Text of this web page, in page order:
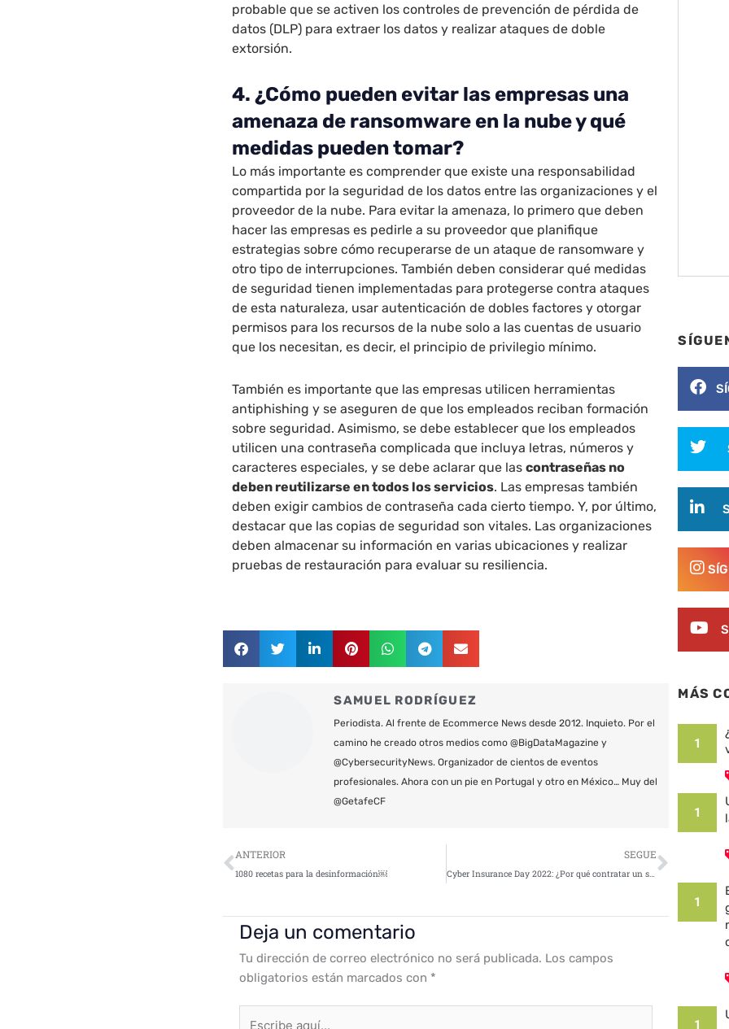
probable que se activen los controles de prevención de pérdida de
datos (DLP) para extraer los datos y realizar ataques de doble
extorsión.
4. ¿Cómo pueden evitar las empresas una
amenaza de ransomware en la nube y qué
medidas pueden tomar?
Lo más importante es comprender que existe una responsabilidad
compartida por la seguridad de los datos entre las organizaciones y el
proveedor de la nube. Para evitar la amenaza, lo primero que deben
hacer las empresas es pedirle a su proveedor que planifique
estrategias sobre cómo recuperarse de un ataque de ransomware y
otro tipo de interrupciones. También deben considerar qué medidas
de seguridad tienen implementadas para protegerse contra ataques
de esta naturaleza, usar autenticación de dobles factores y otorgar
permisos para los recursos de la nube solo a las cuentas de usuario
que los necesitan, es decir, el principio de privilegio mínimo.
También es importante que las empresas utilicen herramientas
antiphishing y se aseguren de que los empleados reciban formación
sobre seguridad. Asimismo, se debe establecer que los empleados
utilicen una contraseña complicada que incluya letras, números y
caracteres especiales, y se debe aclarar que lascontraseñas no
deben reutilizarse en todos los servicios. Las empresas también
deben exigir cambios de contraseña cada cierto tiempo. Y, por último,
destacar que las copias de seguridad son vitales. Las organizaciones
deben almacenar su información en varias ubicaciones y realizar
pruebas de restauración para evaluar su resiliencia.
SAMUEL RODRÍGUEZ
Periodista. Al frente de Ecommerce News desde 2012. Inquieto. Por el
camino he creado otros medios como @BigDataMagazine y
@CybersecurityNews. Organizador de cientos de eventos
profesionales. Ahora con un pie en Portugal y otro en México… Muy del
@GetafeCF
Ant
ANTERIOR
1080 recetas para la desinformación￼
SEGUE
Cyber Insurance Day 2022: ¿Por qué contratar un seguro de Ciber Riesgos? – Exsel Underwriting Agency
Deja un comentario
Tu dirección de correo electrónico no será publicada. Los campos
obligatorios están marcados con *
MÁS
1
1
1
1